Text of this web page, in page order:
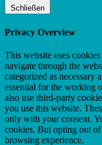
Schließen
Privacy Overview
This website uses
navigate through the
categorized as necessary
essential for the working
also use third-party
you use this website.
only with your consent.
cookies. But opting out
browsing experience.